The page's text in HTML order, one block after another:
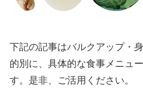
下記の記事はバルクアップ・
的別に、具体的な食事メニュ
す。是非、ご活用ください。